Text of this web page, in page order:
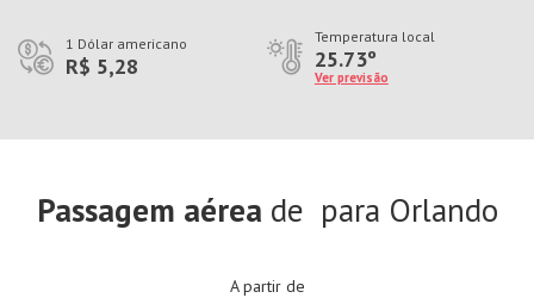
1 Dólar americano
R$ 5,28
Temperatura local
25.73º
Ver previsão
Passagem aérea de para Orlando
A partir de